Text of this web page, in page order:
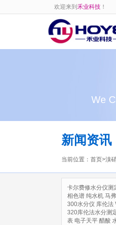
欢迎来到 禾业科技 ！
We
新闻资讯
当前位置： 首页>溴
卡尔费修水分仪测
相色谱 纯水机 马
300水分仪 库伦法
320库伦法水分测
表 电子天平 醋酸